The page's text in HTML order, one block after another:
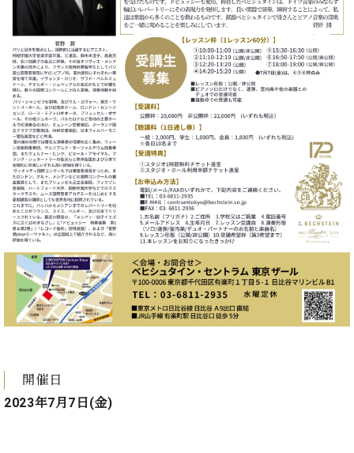
問
合
わ
せ
尾山調律師のブ
ログ Die
Musikgasse（音
楽の小道）
開催日
2023年7月7日(金)